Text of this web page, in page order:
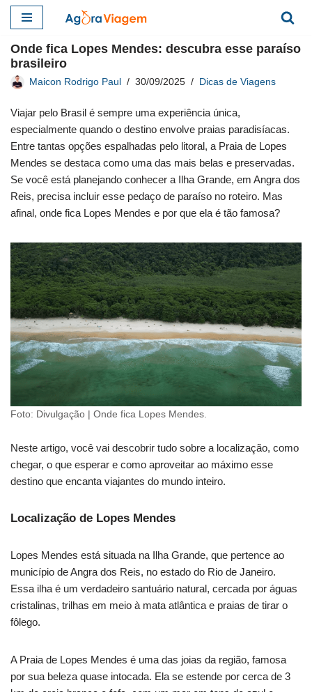
para
o
conteúdo
Onde fica Lopes Mendes: descubra esse paraíso
brasileiro
Maicon Rodrigo Paul 30/09/2025 Dicas de Viagens
Viajar pelo Brasil é sempre uma experiência única,
especialmente quando o destino envolve praias paradisíacas.
Entre tantas opções espalhadas pelo litoral, a Praia de Lopes
Mendes se destaca como uma das mais belas e preservadas.
Se você está planejando conhecer a Ilha Grande, em Angra dos
Reis, precisa incluir esse pedaço de paraíso no roteiro. Mas
afinal, onde fica Lopes Mendes e por que ela é tão famosa?
Foto: Divulgação | Onde fica Lopes Mendes.
Neste artigo, você vai descobrir tudo sobre a localização, como
chegar, o que esperar e como aproveitar ao máximo esse
destino que encanta viajantes do mundo inteiro.
Localização de Lopes Mendes
Lopes Mendes está situada na Ilha Grande, que pertence ao
município de Angra dos Reis, no estado do Rio de Janeiro.
Essa ilha é um verdadeiro santuário natural, cercada por águas
cristalinas, trilhas em meio à mata atlântica e praias de tirar o
fôlego.
A Praia de Lopes Mendes é uma das joias da região, famosa
por sua beleza quase intocada. Ela se estende por cerca de 3